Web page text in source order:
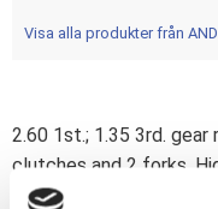
Visa alla produkter från
2.60 1st.; 1.35 3rd.
clutches and 2 forks.
treated and shot